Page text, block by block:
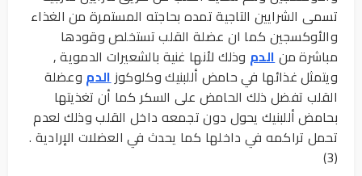
تسمى الشرايين التاجية تمده بحاجته المستمرة من الغذاء
والأوكسجين كما ان عضلة القلب تستخلص وقودها
مباشرة منالدم وذلك لأنها غنية بالشعيرات الدموية ,
ويتمثل غذائها في حامض أللبنيك وكلوكوزالدم وعضلة
القلب تفضل ذلك الحامض على السكر كما أن تغذيتها
بحامض أللبنيك يحول دون تجمعه داخل القلب وذلك لعدم
تحمل تراكمه في داخلها كما يحدث في العضلات الإرادية .
(3)